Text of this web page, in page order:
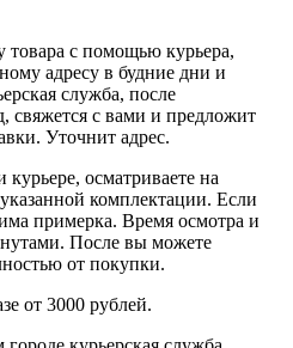
товара с помощью курьера,
адресу в будние дни и
служба, после
свяжется с вами и предложит
Уточнит адрес.
осматриваете на
комплектации. Если
примерка. Время осмотра и
После вы можете
от покупки.
от 3000 рублей.